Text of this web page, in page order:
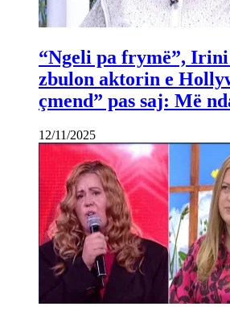
“Ngeli pa frymë”,
zbulon aktorin e
çmend” pas saj: Më
12/11/2025